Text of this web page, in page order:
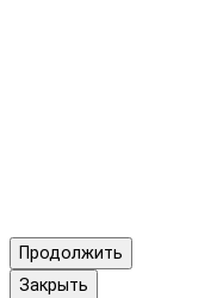
Продолжить
Закрыть